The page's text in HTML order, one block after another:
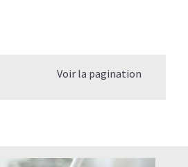
Voir la pagination